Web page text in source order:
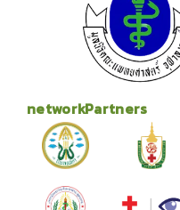
networkPartners